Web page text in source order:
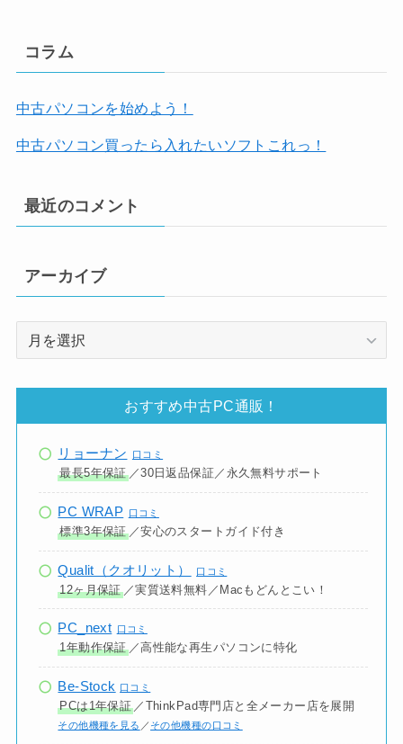
コラム
中古パソコンを始めよう！
中古パソコン買ったら入れたいソフトこれっ！
最近のコメント
アーカイブ
ブ
おすすめ中古PC通販！
リョーナン 口コミ
最長5年保証／30日返品保証／永久無料サポート
PC WRAP 口コミ
標準3年保証／安心のスタートガイド付き
Qualit（クオリット） 口コミ
12ヶ月保証／実質送料無料／Macもどんとこい！
PC_next 口コミ
1年動作保証／高性能な再生パソコンに特化
Be-Stock 口コミ
PCは1年保証 ／ThinkPad専門店と全メーカー店を展開
その他機種を見る ／ その他機種の口コミ